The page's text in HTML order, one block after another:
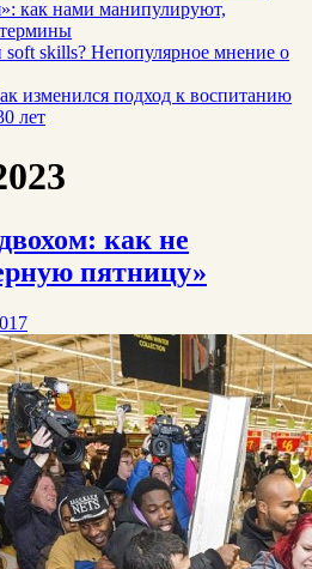
как нами манипулируют,
skills? Непопулярное мнение о
изменился подход к воспитанию
лет
как не
пятницу»